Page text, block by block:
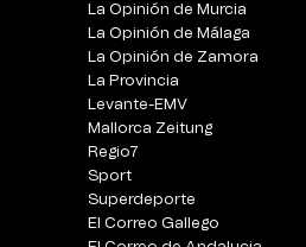
La Opinión de Murcia
La Opinión de Málaga
La Opinión de Zamora
La Provincia
Levante-EMV
Mallorca Zeitung
Regio7
Sport
Superdeporte
El Correo Gallego